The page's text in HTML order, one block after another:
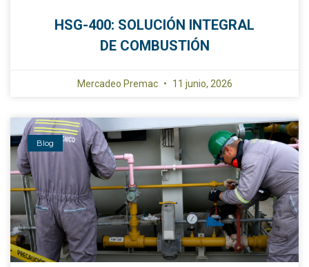
HSG-400: SOLUCIÓN INTEGRAL
DE COMBUSTIÓN
Mercadeo Premac 11 junio, 2026
Blog